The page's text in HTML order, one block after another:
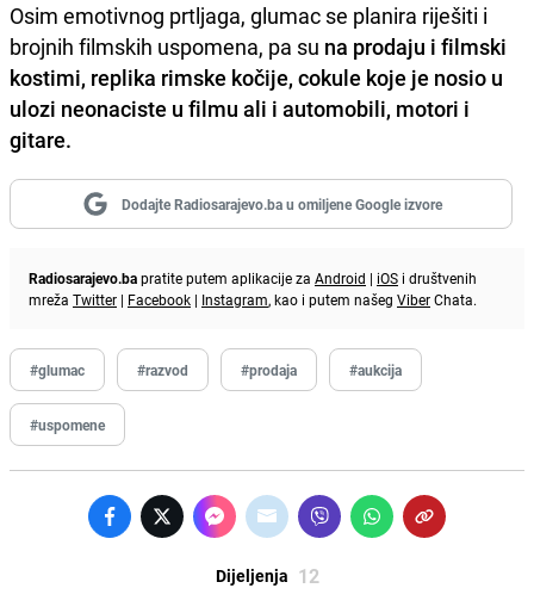
Osim emotivnog prtljaga, glumac se planira riješiti i
brojnih filmskih uspomena, pa su na prodaju i filmski
kostimi, replika rimske kočije, cokule koje je nosio u
ulozi neonaciste u filmu ali i automobili, motori i
gitare.
Dodajte Radiosarajevo.ba u omiljene Google izvore
Radiosarajevo.bapratite putem aplikacije za Android | iOS i društvenih
mreža Twitter | Facebook | Instagram, kao i putem našeg ViberChata.
#glumac #razvod #prodaja #aukcija
#uspomene
Dijeljenja 12